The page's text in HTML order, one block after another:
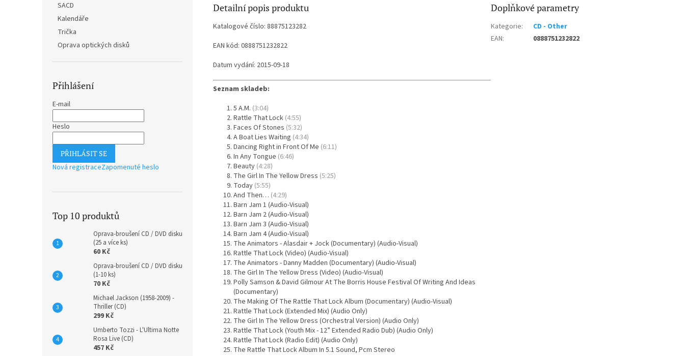
SACD
Kalendáře
Trička
Oprava optických disků
Přihlášení
E-mail
Heslo
PŘIHLÁSIT SE
Nová registraceZapomenuté heslo
Top 10 produktů
Oprava-broušení CD / DVD disku
(25 a více ks)
60 Kč
Oprava-broušení CD / DVD disku
(1-10 ks)
70 Kč
Michael Jackson (1958-2009) -
Thriller (CD)
299 Kč
Umberto Tozzi - L'Ultima Notte
Rosa Live (CD)
457 Kč
Detailní popis produktu
Katalogové číslo: 88875123282
EAN kód: 0888751232822
Datum vydání: 2015-09-18
Seznam skladeb:
5 A.M. (3:04)
Rattle That Lock (4:55)
Faces Of Stones (5:32)
A Boat Lies Waiting (4:34)
Dancing Right in Front Of Me (6:11)
In Any Tongue (6:46)
Beauty (4:28)
The Girl In The Yellow Dress (5:25)
Today (5:55)
And Then… (4:29)
Barn Jam 1 (Audio-Visual)
Barn Jam 2 (Audio-Visual)
Barn Jam 3 (Audio-Visual)
Barn Jam 4 (Audio-Visual)
The Animators - Alasdair + Jock (Documentary) (Audio-Visual)
Rattle That Lock (Video) (Audio-Visual)
The Animators - Danny Madden (Documentary) (Audio-Visual)
The Girl In The Yellow Dress (Video) (Audio-Visual)
Polly Samson & David Gilmour At The Borris House Festival Of Writing And Ideas
(Documentary)
The Making Of The Rattle That Lock Album (Documentary) (Audio-Visual)
Rattle That Lock (Extended Mix) (Audio Only)
The Girl In The Yellow Dress (Orchestral Version) (Audio Only)
Rattle That Lock (Youth Mix - 12” Extended Radio Dub) (Audio Only)
Rattle That Lock (Radio Edit) (Audio Only)
The Rattle That Lock Album In 5.1 Sound, Pcm Stereo
Doplňkové parametry
Kategorie:
CD - Other
EAN: 0888751232822